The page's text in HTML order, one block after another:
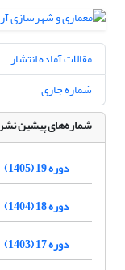
مقالات آماده انتشار
شماره جاری
شماره‌های پیشین
دوره 19 (1405)
دوره 18 (1404)
دوره 17 (1403)